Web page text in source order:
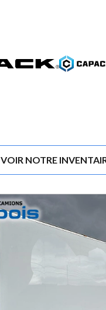
VOIR NOTRE